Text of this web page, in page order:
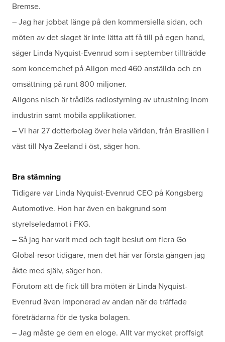
Bremse.
– Jag har jobbat länge på den kommersiella sidan, och
möten av det slaget är inte lätta att få till på egen hand,
säger Linda Nyquist-Evenrud som i september tillträdde
som koncernchef på Allgon med 460 anställda och en
omsättning på runt 800 miljoner.
Allgons nisch är trådlös radiostyrning av utrustning inom
industrin samt mobila applikationer.
– Vi har 27 dotterbolag över hela världen, från Brasilien i
väst till Nya Zeeland i öst, säger hon.
Bra stämning
Tidigare var Linda Nyquist-Evenrud CEO på Kongsberg
Automotive. Hon har även en bakgrund som
styrelseledamot i FKG.
– Så jag har varit med och tagit beslut om flera Go
Global-resor tidigare, men det här var första gången jag
åkte med själv, säger hon.
Förutom att de fick till bra möten är Linda Nyquist-
Evenrud även imponerad av andan när de träffade
företrädarna för de tyska bolagen.
– Jag måste ge dem en eloge. Allt var mycket proffsigt